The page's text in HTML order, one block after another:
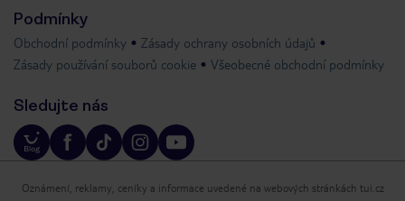
Podmínky
Obchodní podmínky
Zásady ochrany osobních údajů
Zásady používání souborů cookie
Všeobecné obchodní podmínky
Sledujte nás
Oznámení, reklamy, ceníky a informace uvedené na webových stránkách tui.cz